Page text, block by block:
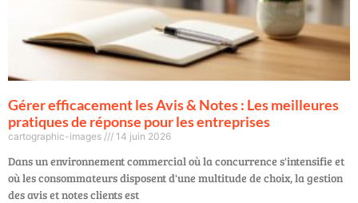
Gérer efficacement les Avis & Notes : Les meilleures
pratiques de réponse pour les entreprises
cartographic-images 14 juin 2026
Dans un environnement commercial où la concurrence s'intensifie et
où les consommateurs disposent d'une multitude de choix, la gestion
des avis et notes clients est